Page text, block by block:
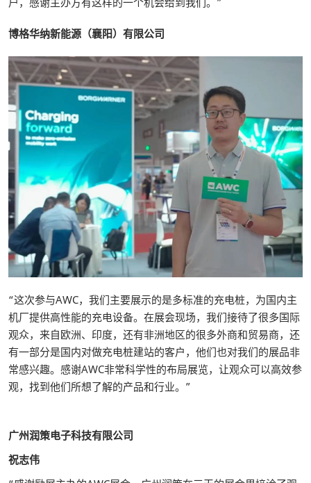
博格华纳新能源（襄阳）有限公司
“这次参与AWC，我们主要展示的是多标准的充电桩，为国内主
机厂提供高性能的充电设备。在展会现场，我们接待了很多国际
观众，来自欧洲、印度，还有非洲地区的很多外商和贸易商，还
有一部分是国内对做充电桩建站的客户，他们也对我们的展品非
常感兴趣。感谢AWC非常科学性的布局展览，让观众可以高效参
观，找到他们所想了解的产品和行业。”
广州润策电子科技有限公司
祝志伟